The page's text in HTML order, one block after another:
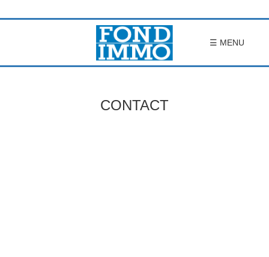
☰ MENU
×
ACCUEIL
PROJETS
CONTACT